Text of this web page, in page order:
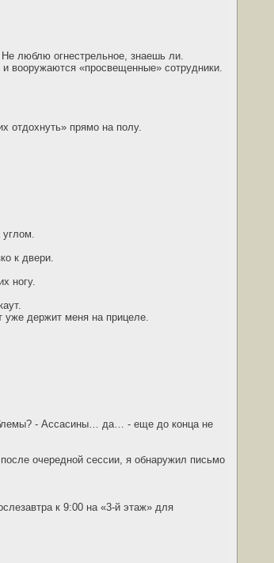
Не люблю огнестрельное, знаешь ли.
вооружаются «просвещенные» сотрудники.
отдохнуть» прямо на полу.
углом.
к двери.
ногу.
уже держит меня на прицеле.
- Ассасины… да… - еще до конца не
очередной сессии, я обнаружил письмо
к 9:00 на «3-й этаж» для